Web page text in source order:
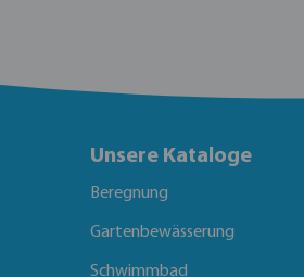
Unsere Kataloge
Beregnung
Gartenbewässerung
Schwimmbad